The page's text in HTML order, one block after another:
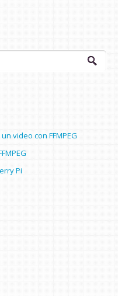
video con FFMPEG
Pi